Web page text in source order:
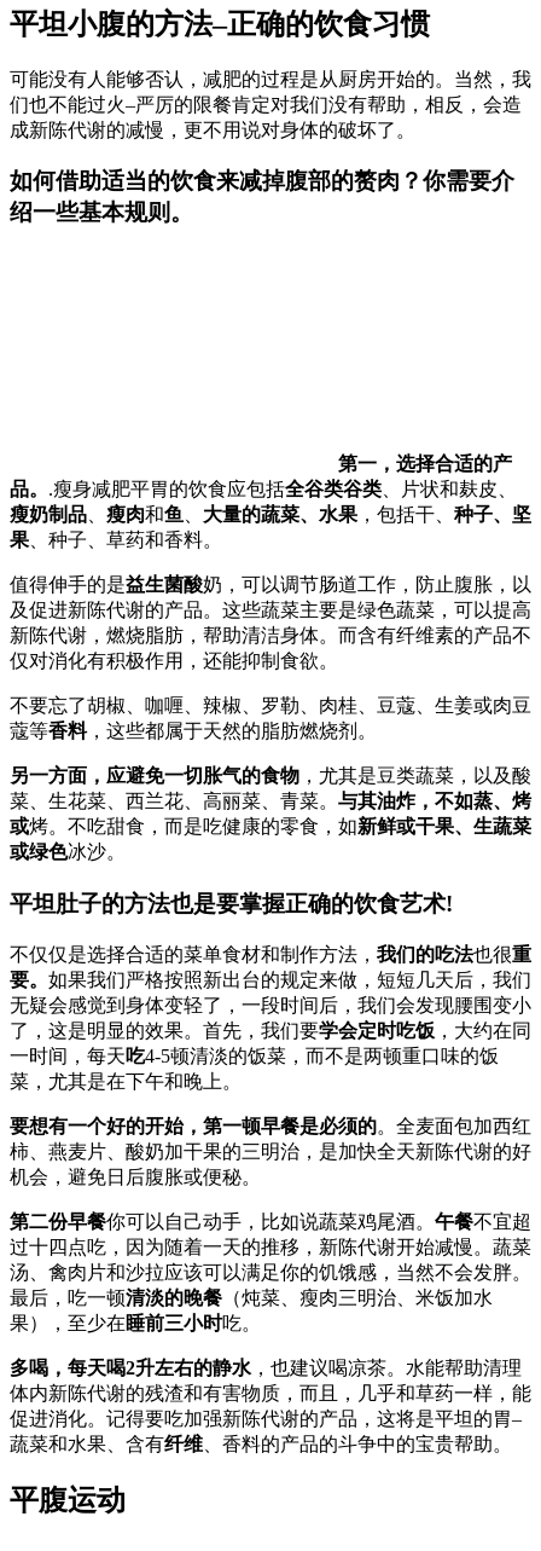
平坦小腹的方法–正确的饮食习惯
可能没有人能够否认，减肥的过程是从厨房开始的。当然，我
们也不能过火–严厉的限餐肯定对我们没有帮助，相反，会造
成新陈代谢的减慢，更不用说对身体的破坏了。
如何借助适当的饮食来减掉腹部的赘肉？你需要介
绍一些基本规则。
第一，选择合适的产
品。 .瘦身减肥平胃的饮食应包括全谷类谷类 、片状和麸皮、
瘦奶制品
瘦肉和鱼 大量的蔬菜、水果 ，包括干、 种子、坚
果 、种子、草药和香料。
值得伸手的是益生菌酸奶，可以调节肠道工作，防止腹胀，以
及促进新陈代谢的产品。这些蔬菜主要是绿色蔬菜，可以提高
新陈代谢，燃烧脂肪，帮助清洁身体。而含有纤维素的产品不
仅对消化有积极作用，还能抑制食欲。
不要忘了胡椒、咖喱、辣椒、罗勒、肉桂、豆蔻、生姜或肉豆
蔻等香料，这些都属于天然的脂肪燃烧剂。
另一方面，应避免一切胀气的食物 ，尤其是豆类蔬菜，以及酸
菜、生花菜、西兰花、高丽菜、青菜。 与其油炸，不如蒸、烤
或烤。不吃甜食，而是吃健康的零食，如新鲜或干果、生蔬菜
或绿色冰沙。
平坦肚子的方法也是要掌握正确的饮食艺术!
不仅仅是选择合适的菜单食材和制作方法， 我们的吃法也很重
要。 如果我们严格按照新出台的规定来做，短短几天后，我们
无疑会感觉到身体变轻了，一段时间后，我们会发现腰围变小
了，这是明显的效果。首先，我们要学会定时吃饭 ，大约在同
一时间，每天吃4-5顿清淡的饭菜，而不是两顿重口味的饭
菜，尤其是在下午和晚上。
要想有一个好的开始，第一顿早餐是必须的。全麦面包加西红
柿、燕麦片、酸奶加干果的三明治，是加快全天新陈代谢的好
机会，避免日后腹胀或便秘。
第二份早餐你可以自己动手，比如说蔬菜鸡尾酒。 午餐不宜超
过十四点吃，因为随着一天的推移，新陈代谢开始减慢。蔬菜
汤、禽肉片和沙拉应该可以满足你的饥饿感，当然不会发胖。
最后，吃一顿清淡的晚餐 （炖菜、瘦肉三明治、米饭加水
果），至少在睡前三小时吃。
多喝，每天喝2升左右的静水 ，也建议喝凉茶。水能帮助清理
体内新陈代谢的残渣和有害物质，而且，几乎和草药一样，能
促进消化。记得要吃加强新陈代谢的产品，这将是平坦的胃–
蔬菜和水果、含有纤维 、香料的产品的斗争中的宝贵帮助。
平腹运动